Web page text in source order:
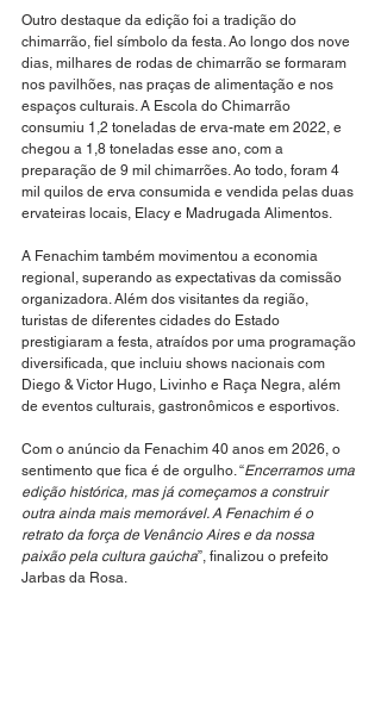
Outro destaque da edição foi a tradição do
chimarrão, fiel símbolo da festa. Ao longo dos nove
dias, milhares de rodas de chimarrão se formaram
nos pavilhões, nas praças de alimentação e nos
espaços culturais. A Escola do Chimarrão
consumiu 1,2 toneladas de erva-mate em 2022, e
chegou a 1,8 toneladas esse ano, com a
preparação de 9 mil chimarrões. Ao todo, foram 4
mil quilos de erva consumida e vendida pelas duas
ervateiras locais, Elacy e Madrugada Alimentos.
A Fenachim também movimentou a economia
regional, superando as expectativas da comissão
organizadora. Além dos visitantes da região,
turistas de diferentes cidades do Estado
prestigiaram a festa, atraídos por uma programação
diversificada, que incluiu shows nacionais com
Diego & Victor Hugo, Livinho e Raça Negra, além
de eventos culturais, gastronômicos e esportivos.
Com o anúncio da Fenachim 40 anos em 2026, o
sentimento que fica é de orgulho. “Encerramos uma
edição histórica, mas já começamos a construir
outra ainda mais memorável. A Fenachim é o
retrato da força de Venâncio Aires e da nossa
paixão pela cultura gaúcha”, finalizou o prefeito
Jarbas da Rosa.